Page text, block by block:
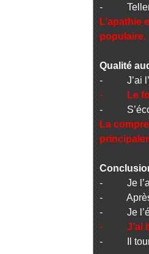
-
L’apathie
populaire.
Qualité
- J’ai
-
Le
-
La
- Je l’ai
- Après
- Je
- J’ai
- Il